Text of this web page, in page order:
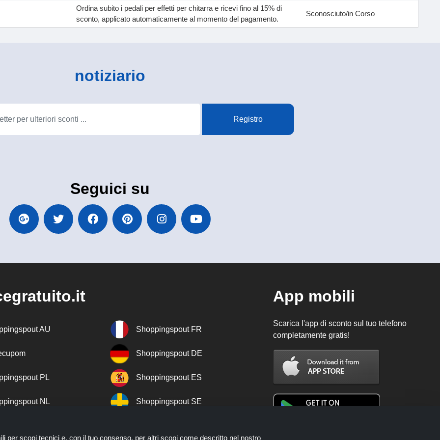
Ordina subito i pedali per effetti per chitarra e ricevi fino al 15% di
sconto, applicato automaticamente al momento del pagamento.
Sconosciuto/in Corso
notiziario
Registro
Seguici su
AU Shoppingspout FR
Shoppingspout DE
PL Shoppingspout ES
NL Shoppingspout SE
App mobili
Scarica l'app di sconto sul tuo telefono
completamente gratis!
per scopi tecnici e, con il tuo consenso, per altri scopi come descritto nel nostro